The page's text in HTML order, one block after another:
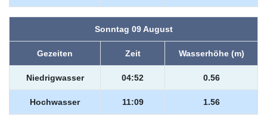
Sonntag 09 August
Gezeiten Zeit Wasserhöhe (m)
Niedrigwasser 04:52 0.56
Hochwasser 11:09 1.56